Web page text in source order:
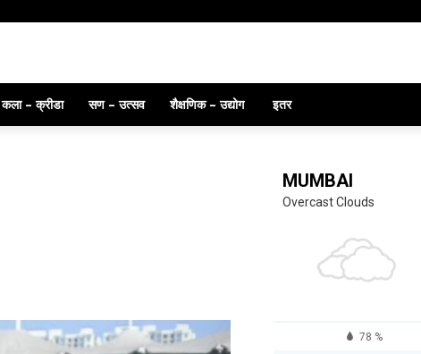
कला – क्रीडा सण – उत्सव शैक्षणिक – उद्योग इतर
MUMBAI
Overcast Clouds
78 %